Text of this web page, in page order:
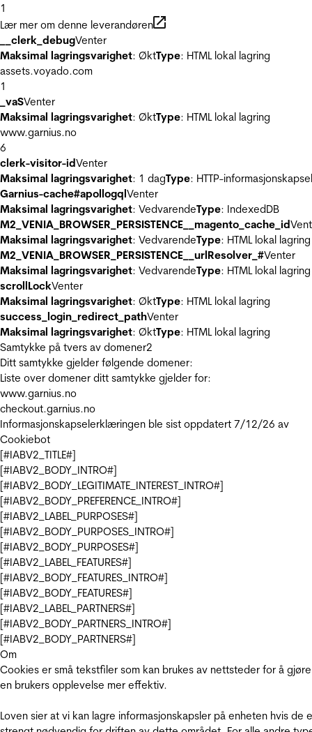
1
Lær mer om denne leverandøren
__clerk_debugVenter
Maksimal lagringsvarighet: ØktType: HTML lokal lagring
assets.voyado.com
1
_vaSVenter
Maksimal lagringsvarighet: ØktType: HTML lokal lagring
www.garnius.no
6
clerk-visitor-idVenter
Maksimal lagringsvarighet: 1 dagType: HTTP-informasjonskapsel
Garnius-cache#apollogqlVenter
Maksimal lagringsvarighet: VedvarendeType: IndexedDB
M2_VENIA_BROWSER_PERSISTENCE__magento_cache_id
Maksimal lagringsvarighet: VedvarendeType: HTML lokal lagring
M2_VENIA_BROWSER_PERSISTENCE__urlResolver_#Venter
Maksimal lagringsvarighet: VedvarendeType: HTML lokal lagring
scrollLockVenter
Maksimal lagringsvarighet: ØktType: HTML lokal lagring
success_login_redirect_pathVenter
Maksimal lagringsvarighet: ØktType: HTML lokal lagring
Samtykke på tvers av domener2
Ditt samtykke gjelder følgende domener:
Liste over domener ditt samtykke gjelder for:
www.garnius.no
checkout.garnius.no
Informasjonskapselerklæringen ble sist oppdatert 7/12/26 av
Cookiebot
[#IABV2_TITLE#]
[#IABV2_BODY_INTRO#]
[#IABV2_BODY_LEGITIMATE_INTEREST_INTRO#]
[#IABV2_BODY_PREFERENCE_INTRO#]
[#IABV2_LABEL_PURPOSES#]
[#IABV2_BODY_PURPOSES_INTRO#]
[#IABV2_BODY_PURPOSES#]
[#IABV2_LABEL_FEATURES#]
[#IABV2_BODY_FEATURES_INTRO#]
[#IABV2_BODY_FEATURES#]
[#IABV2_LABEL_PARTNERS#]
[#IABV2_BODY_PARTNERS_INTRO#]
[#IABV2_BODY_PARTNERS#]
Om
Cookies er små tekstfiler som kan brukes av nettsteder for å gjøre
en brukers opplevelse mer effektiv.
Loven sier at vi kan lagre informasjonskapsler på enheten hvis de